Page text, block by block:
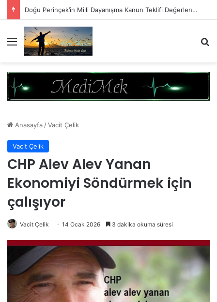
Doğu Perinçek’in Milli Dayanışma Kanun Teklifi Değerlendirmesi
Menü
Anasayfa /Vacit Çelik
Vacit Çelik
CHP Alev Alev Yanan
Ekonomiyi Söndürmek için
çalışıyor
Vacit Çelik 14 Ocak 2026 3 dakika okuma süresi